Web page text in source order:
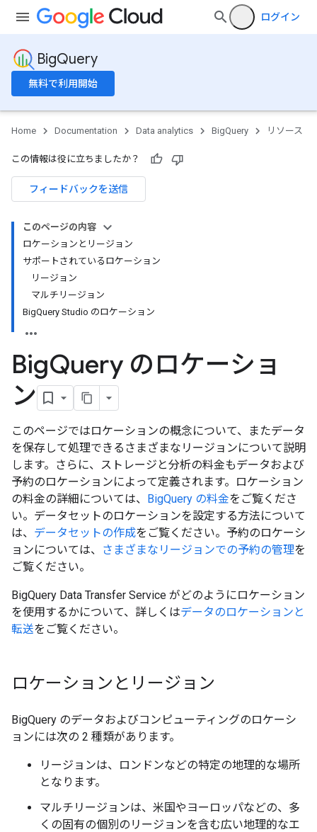
ログイン
BigQuery
無料で利用開始
Home Documentation Data analytics BigQuery リソース
この情報は役に立ちましたか？
フィードバックを送信
このページの内容
ロケーションとリージョン
サポートされているロケーション
リージョン
マルチリージョン
BigQuery Studio のロケーション
BigQuery のロケーショ
ン
このページではロケーションの概念について、またデータ
を保存して処理できるさまざまなリージョンについて説明
します。さらに、ストレージと分析の料金もデータおよび
予約のロケーションによって定義されます。ロケーション
の料金の詳細については、 BigQuery の料金をご覧くださ
い。データセットのロケーションを設定する方法について
は、 データセットの作成をご覧ください。予約のロケーシ
ョンについては、
さまざまなリージョンでの予約の管理を
ご覧ください。
BigQuery Data Transfer Service がどのようにロケーション
を使用するかについて、詳しくはデータのロケーションと
転送をご覧ください。
ロケーションとリージョン
BigQuery のデータおよびコンピューティングのロケーシ
ョンには次の 2 種類があります。
リージョンは、ロンドンなどの特定の地理的な場所
となります。
マルチリージョンは、米国やヨーロッパなどの、多
くの固有の個別のリージョンを含む広い地理的なエ